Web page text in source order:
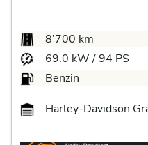
8’700 km
69.0 kW / 94 PS
Benzin
Harley-Davidson